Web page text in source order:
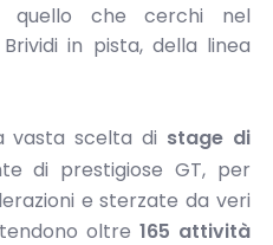
quello che cerchi nel
in pista, della linea
vasta scelta di stage di
di prestigiose GT, per
e sterzate da veri
oltre 165 attività